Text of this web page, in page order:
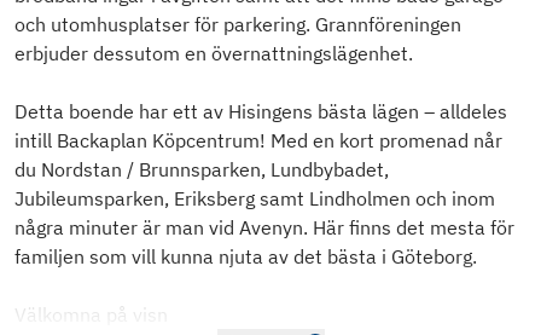
och utomhusplatser för parkering. Grannföreningen
erbjuder dessutom en övernattningslägenhet.
Detta boende har ett av Hisingens bästa lägen – alldeles
intill Backaplan Köpcentrum! Med en kort promenad når
du Nordstan / Brunnsparken, Lundbybadet,
Jubileumsparken, Eriksberg samt Lindholmen och inom
några minuter är man vid Avenyn. Här finns det mesta för
familjen som vill kunna njuta av det bästa i Göteborg.
Välkomna på visn